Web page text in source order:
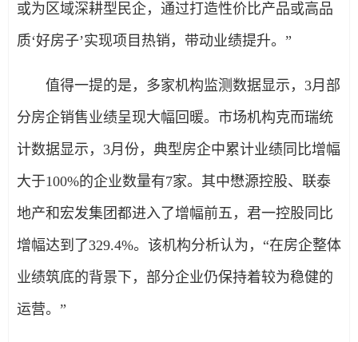
或为区域深耕型民企，通过打造性价比产品或高品
质‘好房子’实现项目热销，带动业绩提升。”
值得一提的是，多家机构监测数据显示，3月部
分房企销售业绩呈现大幅回暖。市场机构克而瑞统
计数据显示，3月份，典型房企中累计业绩同比增幅
大于100%的企业数量有7家。其中懋源控股、联泰
地产和宏发集团都进入了增幅前五，君一控股同比
增幅达到了329.4%。该机构分析认为，“在房企整体
业绩筑底的背景下，部分企业仍保持着较为稳健的
运营。”